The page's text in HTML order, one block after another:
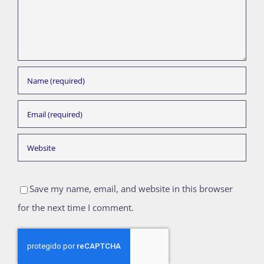
Save my name, email, and website in this browser
for the next time I comment.